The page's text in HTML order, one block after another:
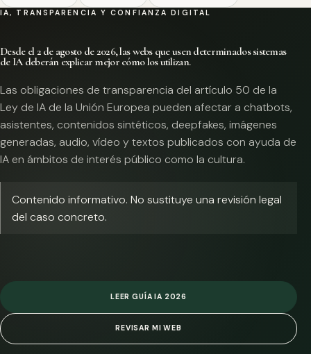
IA, TRANSPARENCIA Y CONFIANZA DIGITAL
Desde el 2 de agosto de 2026, las webs que usen determinados sistemas
de IA deberán explicar mejor cómo los utilizan.
Las obligaciones de transparencia del artículo 50 de la
Ley de IA de la Unión Europea pueden afectar a chatbots,
asistentes, contenidos sintéticos, deepfakes, imágenes
generadas, audio, vídeo y textos publicados con ayuda de
IA en ámbitos de interés público como la cultura.
Contenido informativo. No sustituye una revisión legal
del caso concreto.
LEER GUÍA IA 2026
REVISAR MI WEB